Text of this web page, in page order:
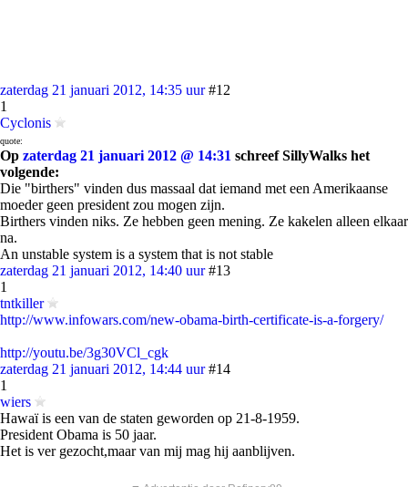
zaterdag 21 januari 2012, 14:35 uur #12
1
Cyclonis
quote:
Op zaterdag 21 januari 2012 @ 14:31 schreef SillyWalks het
volgende:
Die "birthers" vinden dus massaal dat iemand met een Amerikaanse
moeder geen president zou mogen zijn.
Birthers vinden niks. Ze hebben geen mening. Ze kakelen alleen elkaar
na.
An unstable system is a system that is not stable
zaterdag 21 januari 2012, 14:40 uur #13
1
tntkiller
http://www.infowars.com/new-obama-birth-certificate-is-a-forgery/
http://youtu.be/3g30VCl_cgk
zaterdag 21 januari 2012, 14:44 uur #14
1
wiers
Hawaï is een van de staten geworden op 21-8-1959.
President Obama is 50 jaar.
Het is ver gezocht,maar van mij mag hij aanblijven.